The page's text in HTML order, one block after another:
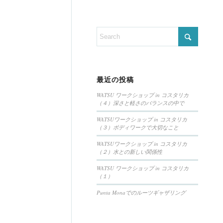
最近の投稿
WATSU ワークショップ in コスタリカ
（４）深さと軽さのバランスの中で
WATSUワークショップ in コスタリカ
（３）ボディワークで大切なこと
WATSUワークショップ in コスタリカ
（２）水との新しい関係性
WATSU ワークショップ in コスタリカ
（１）
Punta Monaでのルーツギャザリング